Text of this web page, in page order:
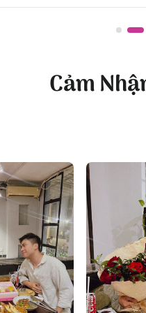
Sự đối lập đầy hài hòa giữa
nổi bật vẻ đẹp mơ mộng.
Bó
tay Marry me tại
cưới cầm tay tại đây:
Cảm